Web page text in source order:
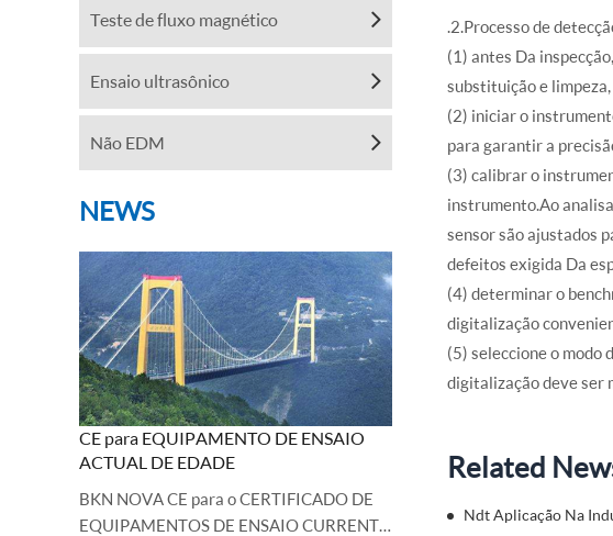
Teste de fluxo magnético
Ensaio ultrasônico
Não EDM
NEWS
CE para EQUIPAMENTO DE ENSAIO
ACTUAL DE EDADE
BKN NOVA CE para o CERTIFICADO DE
EQUIPAMENTOS DE ENSAIO CURRENTE
.2.Processo de
(1) antes Da
substituição e
(2) iniciar o
para garantir a
(3) calibrar o
instrumento.Ao
sensor são ajustados
defeitos exigida Da
(4) determinar o
digitalização
(5) seleccione o modo
digitalização deve ser
Related
Ndt Aplicação Na